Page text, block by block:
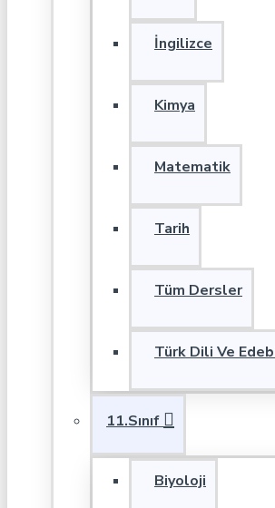
İngilizce
Kimya
Matematik
Tarih
Tüm Dersler
Türk Dili Ve
11.Sınıf
Biyoloji